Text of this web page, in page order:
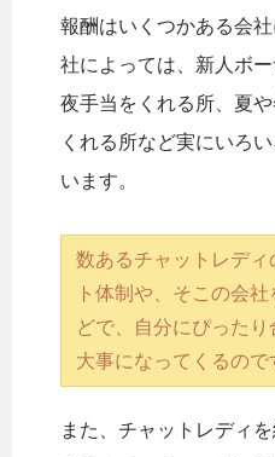
報酬はいくつかある会
社によっては、新人ボ
夜手当をくれる所、夏
くれる所など実にいろ
います。
数あるチャットレデ
ト体制や、そこの会
どで、自分にぴった
大事になってくるので
また、チャットレディ